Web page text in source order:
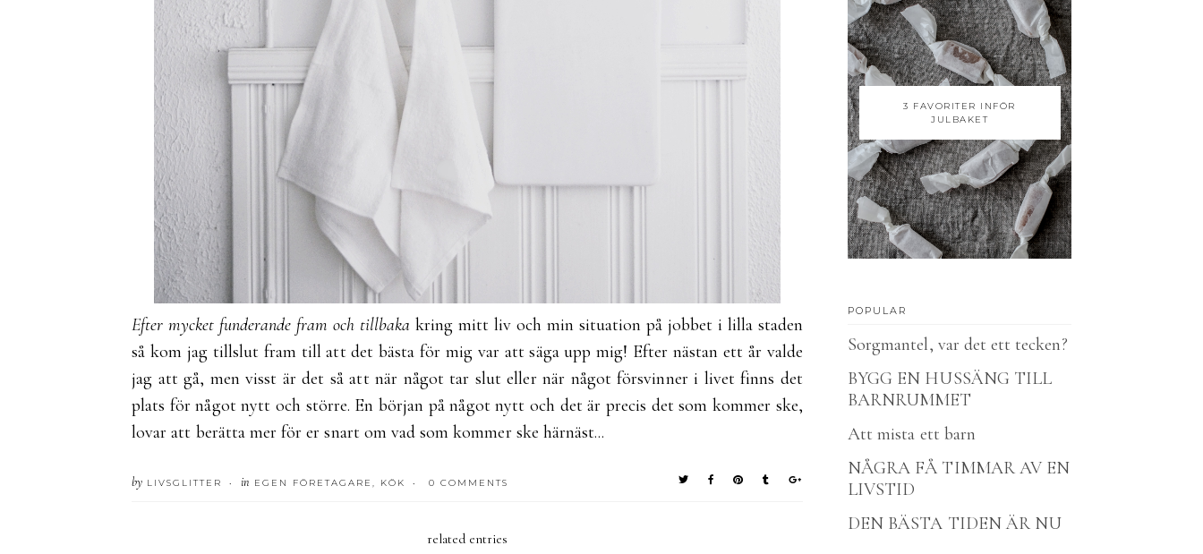
Efter mycket funderande fram och tillbaka kring mitt liv och min situation på jobbet i lilla staden
så kom jag tillslut fram till att det bästa för mig var att säga upp mig! Efter nästan ett år valde
jag att gå, men visst är det så att när något tar slut eller när något försvinner i livet finns det
plats för något nytt och större. En början på något nytt och det är precis det som kommer ske,
lovar att berätta mer för er snart om vad som kommer ske härnäst...
by LIVSGLITTER • in EGEN FÖRETAGARE , KÖK • 0 COMMENTS
related entries
3 FAVORITER INFÖR
JULBAKET
POPULAR
Sorgmantel, var det ett tecken?
BYGG EN HUSSÄNG TILL
BARNRUMMET
Att mista ett barn
NÅGRA FÅ TIMMAR AV EN
LIVSTID
DEN BÄSTA TIDEN ÄR NU